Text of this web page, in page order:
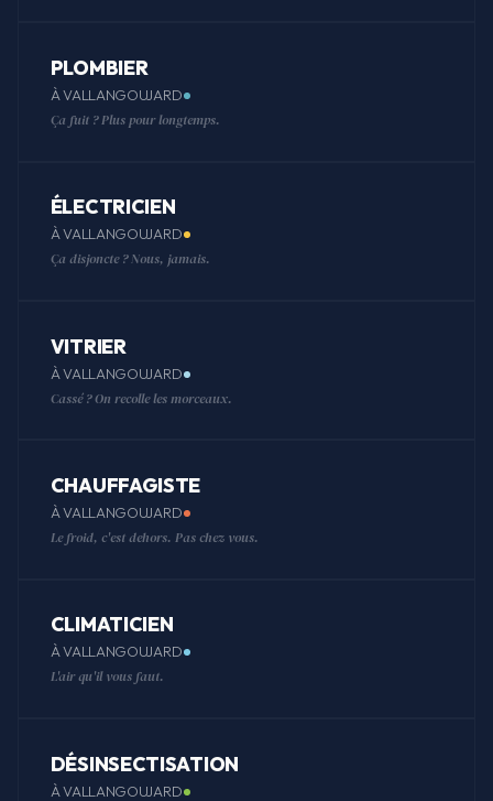
PLOMBIER
À VALLANGOUJARD
Ça fuit ? Plus pour longtemps.
ÉLECTRICIEN
À VALLANGOUJARD
Ça disjoncte ? Nous, jamais.
VITRIER
À VALLANGOUJARD
Cassé ? On recolle les morceaux.
CHAUFFAGISTE
À VALLANGOUJARD
Le froid, c'est dehors. Pas chez vous.
CLIMATICIEN
À VALLANGOUJARD
L'air qu'il vous faut.
DÉSINSECTISATION
À VALLANGOUJARD